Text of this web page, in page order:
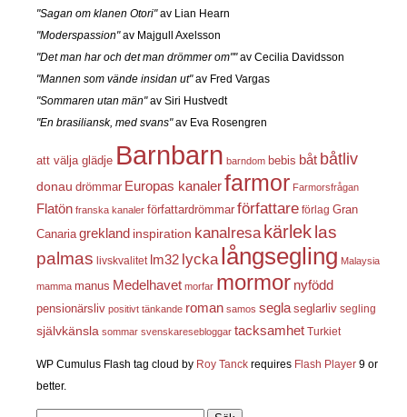
"Sagan om klanen Otori"av Lian Hearn
"Moderspassion"av Majgull Axelsson
"Det man har och det man drömmer om""av Cecilia Davidsson
"Mannen som vände insidan ut"av Fred Vargas
"Sommaren utan män"av Siri Hustvedt
"En brasiliansk, med svans"av Eva Rosengren
att välja glädje Barnbarn barndom bebis båt båtliv
donau drömmar Europas kanalerfarmor Farmorsfrågan
Flatön franska kanaler författardrömmar författare förlag Gran
Canaria grekland inspiration kanalresa kärleklas
palmas livskvalitet lm32 lycka långsegling Malaysia
mamma manus Medelhavet morfar mormor nyfödd
pensionärsliv positivt tänkande roman samos segla seglarliv segling
självkänsla sommar svenskaresebloggar tacksamhet Turkiet
WP Cumulus Flash tag cloud by Roy Tanck requires Flash Player 9 or
better.